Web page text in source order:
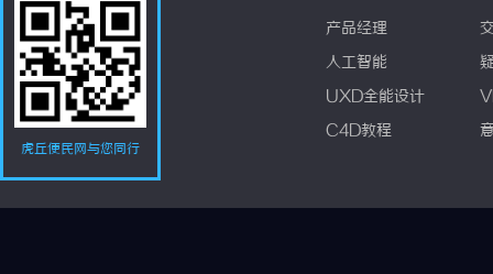
虎丘便民网与您同行
产品经理
人工智能
UXD全能设计
C4D教程